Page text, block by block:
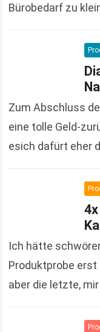
Bürobedarf zu
Onlineshop auch
Zum Abschluss
eine tolle Geld-
esich dafürt eher
Ich hätte
Produktprobe
aber die letzte,